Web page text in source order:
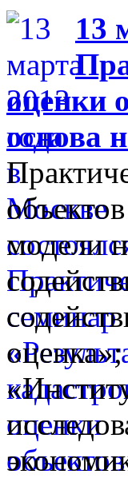
13
оценки
основа
модели